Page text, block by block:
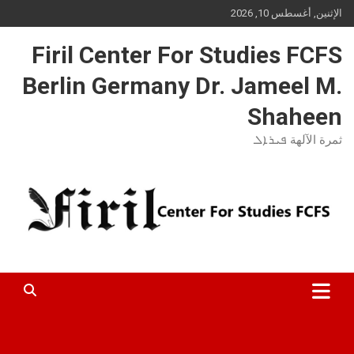
Skip
to
الإثنين, أغسطس 10, 2026
Firil Center For Studies FCFS
Berlin Germany Dr. Jameel M.
Shaheen
ثمرة الآلهة ܦܝܪܐܠ